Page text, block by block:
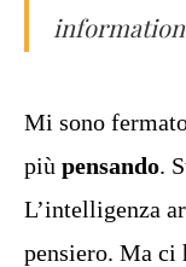
Mi sono
più pensando.
L’intelligenza
pensiero. Ma ci